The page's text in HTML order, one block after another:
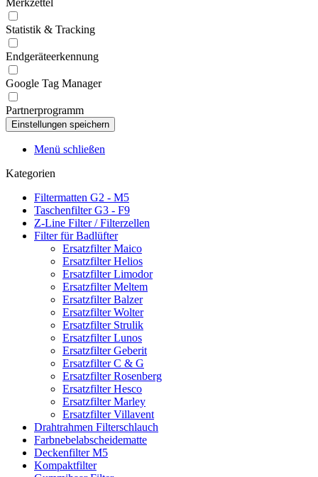
Merkzettel
Statistik & Tracking
Endgeräteerkennung
Google Tag Manager
Partnerprogramm
Menü schließen
Kategorien
Filtermatten G2 - M5
Taschenfilter G3 - F9
Z-Line Filter / Filterzellen
Filter für Badlüfter
Ersatzfilter Maico
Ersatzfilter Helios
Ersatzfilter Limodor
Ersatzfilter Meltem
Ersatzfilter Balzer
Ersatzfilter Wolter
Ersatzfilter Strulik
Ersatzfilter Lunos
Ersatzfilter Geberit
Ersatzfilter C & G
Ersatzfilter Rosenberg
Ersatzfilter Hesco
Ersatzfilter Marley
Ersatzfilter Villavent
Drahtrahmen Filterschlauch
Farbnebelabscheidematte
Deckenfilter M5
Kompaktfilter